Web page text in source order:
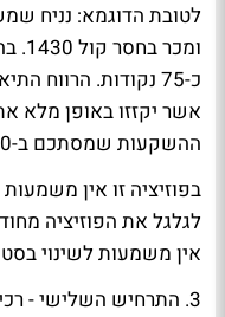
אשר יקזזו באופן מלא
ההשקעות שמסתכם ב-5,000 שקלים.
בפוזיציה זו אין
לגלגל את הפוזיציה
אין משמעות לשינוי
3. התרחיש השלישי - רכישת מרווח יורד